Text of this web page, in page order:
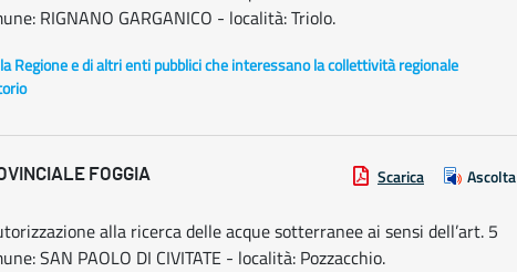
RIGNANO GARGANICO - località: Triolo.
Regione e di altri enti pubblici che interessano la collettività regionale
FOGGIA Scarica Ascolta
alla ricerca delle acque sotterranee ai sensi dell’art. 5
SAN PAOLO DI CIVITATE - località: Pozzacchio.